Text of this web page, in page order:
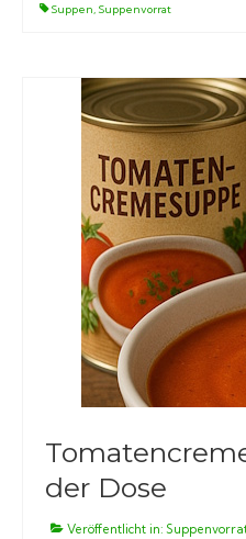
Suppen, Suppenvorrat
der Dose
Veröffentlicht in: